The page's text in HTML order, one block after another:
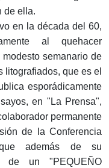
de ella.
en la década del 60,
al quehacer
semanario de
litografiados, que es el
esporádicamente
en "La Prensa",
permanente
de la Conferencia
además de su
de un "PEQUEÑO